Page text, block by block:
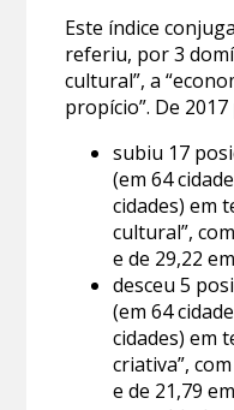
Este índice
referiu, por 3
cultural”, a
propício”. De
subiu 17
(em 64
cidades) em
cultural”,
e de 29,22
desceu 5
(em 64
cidades) em
criativa”,
e de 21,79